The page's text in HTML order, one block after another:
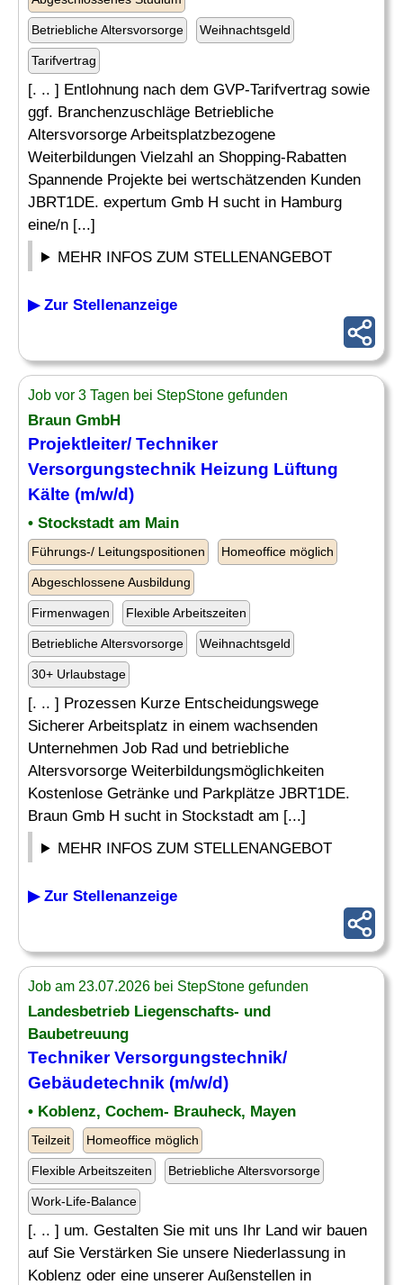
Betriebliche Altersvorsorge Weihnachtsgeld
Tarifvertrag
[. .. ] Entlohnung nach dem GVP-Tarifvertrag sowie
ggf. Branchenzuschläge Betriebliche
Altersvorsorge Arbeitsplatzbezogene
Weiterbildungen Vielzahl an Shopping-Rabatten
Spannende Projekte bei wertschätzenden Kunden
JBRT1DE. expertum Gmb H sucht in Hamburg
eine/n [...]
MEHR INFOS ZUM STELLENANGEBOT
▶ Zur Stellenanzeige
Job vor 3 Tagen bei StepStone gefunden
Braun GmbH
Projektleiter/ Techniker
Versorgungstechnik Heizung Lüftung
Kälte (m/w/d)
• Stockstadt am Main
Führungs-/ Leitungspositionen Homeoffice möglich
Abgeschlossene Ausbildung
Firmenwagen Flexible Arbeitszeiten
Betriebliche Altersvorsorge Weihnachtsgeld
30+ Urlaubstage
[. .. ] Prozessen Kurze Entscheidungswege
Sicherer Arbeitsplatz in einem wachsenden
Unternehmen Job Rad und betriebliche
Altersvorsorge Weiterbildungsmöglichkeiten
Kostenlose Getränke und Parkplätze JBRT1DE.
Braun Gmb H sucht in Stockstadt am [...]
MEHR INFOS ZUM STELLENANGEBOT
▶ Zur Stellenanzeige
Job am 23.07.2026 bei StepStone gefunden
Landesbetrieb Liegenschafts- und
Baubetreuung
Techniker Versorgungstechnik/
Gebäudetechnik (m/w/d)
• Koblenz, Cochem- Brauheck, Mayen
Teilzeit Homeoffice möglich
Flexible Arbeitszeiten Betriebliche Altersvorsorge
Work-Life-Balance
[. .. ] um. Gestalten Sie mit uns Ihr Land wir bauen
auf Sie Verstärken Sie unsere Niederlassung in
Koblenz oder eine unserer Außenstellen in